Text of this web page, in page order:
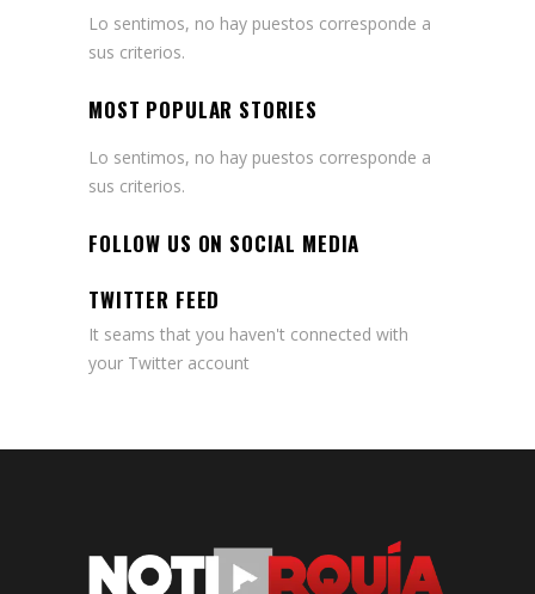
Lo sentimos, no hay puestos corresponde a
sus criterios.
MOST POPULAR STORIES
Lo sentimos, no hay puestos corresponde a
sus criterios.
FOLLOW US ON SOCIAL MEDIA
TWITTER FEED
It seams that you haven't connected with
your Twitter account